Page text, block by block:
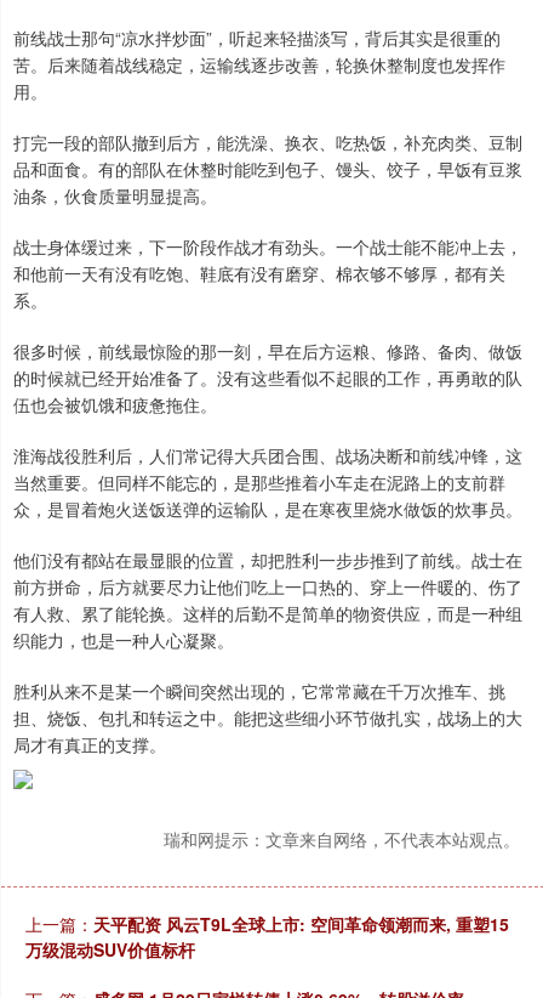
前线战士那句“凉水拌炒面”，听起来轻描淡写，背后其实是很重的
苦。后来随着战线稳定，运输线逐步改善，轮换休整制度也发挥作
用。
打完一段的部队撤到后方，能洗澡、换衣、吃热饭，补充肉类、豆制
品和面食。有的部队在休整时能吃到包子、馒头、饺子，早饭有豆浆
油条，伙食质量明显提高。
战士身体缓过来，下一阶段作战才有劲头。一个战士能不能冲上去，
和他前一天有没有吃饱、鞋底有没有磨穿、棉衣够不够厚，都有关
系。
很多时候，前线最惊险的那一刻，早在后方运粮、修路、备肉、做饭
的时候就已经开始准备了。没有这些看似不起眼的工作，再勇敢的队
伍也会被饥饿和疲惫拖住。
淮海战役胜利后，人们常记得大兵团合围、战场决断和前线冲锋，这
当然重要。但同样不能忘的，是那些推着小车走在泥路上的支前群
众，是冒着炮火送饭送弹的运输队，是在寒夜里烧水做饭的炊事员。
他们没有都站在最显眼的位置，却把胜利一步步推到了前线。战士在
前方拼命，后方就要尽力让他们吃上一口热的、穿上一件暖的、伤了
有人救、累了能轮换。这样的后勤不是简单的物资供应，而是一种组
织能力，也是一种人心凝聚。
胜利从来不是某一个瞬间突然出现的，它常常藏在千万次推车、挑
担、烧饭、包扎和转运之中。能把这些细小环节做扎实，战场上的大
局才有真正的支撑。
瑞和网提示：文章来自网络，不代表本站观点。
上一篇： 天平配资 风云T9L全球上市: 空间革命领潮而来, 重塑15
万级混动SUV价值标杆